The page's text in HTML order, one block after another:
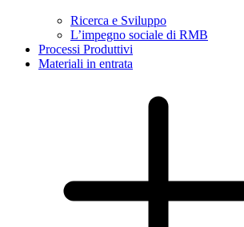
Ricerca e Sviluppo
L’impegno sociale di RMB
Processi Produttivi
Materiali in entrata